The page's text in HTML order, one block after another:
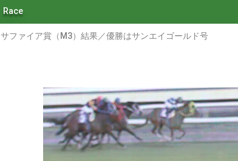
Race
サファイア賞（M3）結果／優勝はサンエイゴールド号